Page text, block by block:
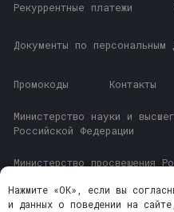
Нажмите «ОК», если вы
и данных о поведении на